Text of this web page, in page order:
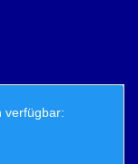
verfügbar: